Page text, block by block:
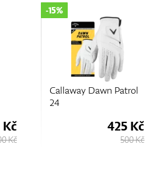
Kč
Callaway Dawn Patrol
24
-15%
425 Kč
500 Kč